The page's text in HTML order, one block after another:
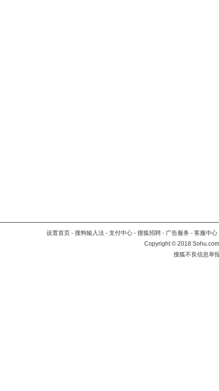
设置首页 - 搜狗输入法 - 支付中心 - 搜狐招聘 - 广告服务 - 客服中心
Copyright©2018
搜狐不良信息举